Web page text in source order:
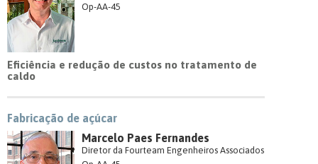
Op-AA-45
Eficiência e redução de custos no tratamento de
caldo
Fabricação de açúcar
Marcelo Paes Fernandes
Diretor da Fourteam Engenheiros Associados